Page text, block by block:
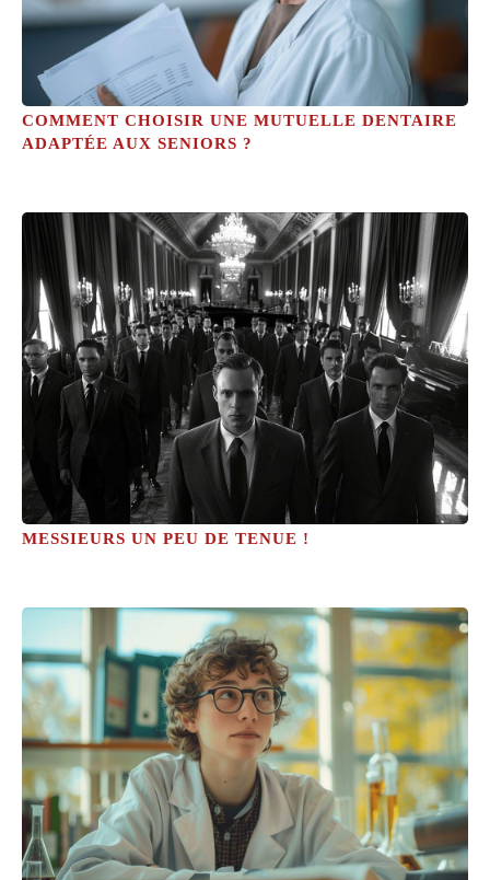
COMMENT CHOISIR UNE MUTUELLE DENTAIRE
ADAPTÉE AUX SENIORS ?
MESSIEURS UN PEU DE TENUE !